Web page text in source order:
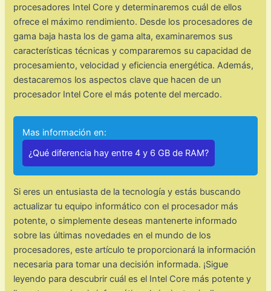
procesadores Intel Core y determinaremos cuál de ellos
ofrece el máximo rendimiento. Desde los procesadores de
gama baja hasta los de gama alta, examinaremos sus
características técnicas y compararemos su capacidad de
procesamiento, velocidad y eficiencia energética. Además,
destacaremos los aspectos clave que hacen de un
procesador Intel Core el más potente del mercado.
Mas información en:
¿Qué diferencia hay entre 4 y 6 GB de RAM?
Si eres un entusiasta de la tecnología y estás buscando
actualizar tu equipo informático con el procesador más
potente, o simplemente deseas mantenerte informado
sobre las últimas novedades en el mundo de los
procesadores, este artículo te proporcionará la información
necesaria para tomar una decisión informada. ¡Sigue
leyendo para descubrir cuál es el Intel Core más potente y